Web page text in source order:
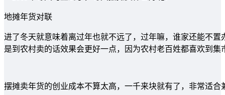
地摊年货对联
进了冬天就意味着离过年也就不远了，过年嘛，谁家还能不
是到农村卖的话效果会更好一点，因为农村老百姓都喜欢到
摆摊卖年货的创业成本不算太高，一千来块就有了，非常适合